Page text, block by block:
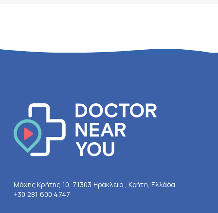
Μάχης Κρήτης 10, 71303 Ηράκλειο , Κρήτη, Ελλάδα
+30 281 600 4747